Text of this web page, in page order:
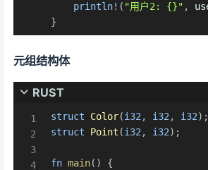
println! ( "用户2: {}" ,
}
元组结构体
RUST
struct Color(i32, i32, i32) ;
struct
Point (i32, i32) ;
fn main( )
{